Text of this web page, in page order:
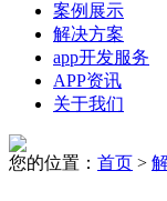
案例展示
解决方案
app开发服务
APP资讯
关于我们
您的位置： 首页 >